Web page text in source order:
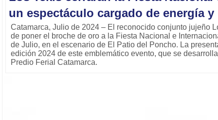
un espectáculo cargado de energía y
Catamarca, Julio de 2024 – El reconocido conjunto jujeño
de poner el broche de oro a la Fiesta Nacional e
de Julio, en el escenario de El Patio del Poncho. La
edición 2024 de este emblemático evento, que se
Predio Ferial Catamarca.